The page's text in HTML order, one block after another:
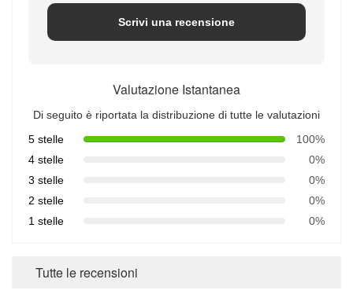
Scrivi una recensione
Valutazione Istantanea
Di seguito è riportata la distribuzione di tutte le valutazioni
5 stelle
100%
4 stelle
0%
3 stelle
0%
2 stelle
0%
1 stelle
0%
Tutte le recensioni